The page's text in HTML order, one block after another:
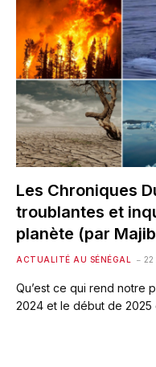
Les Chroniques
troublantes et
planète (par
ACTUALITÉ AU SÉNÉGAL 22
Qu’est ce qui rend notre
2024 et le début de